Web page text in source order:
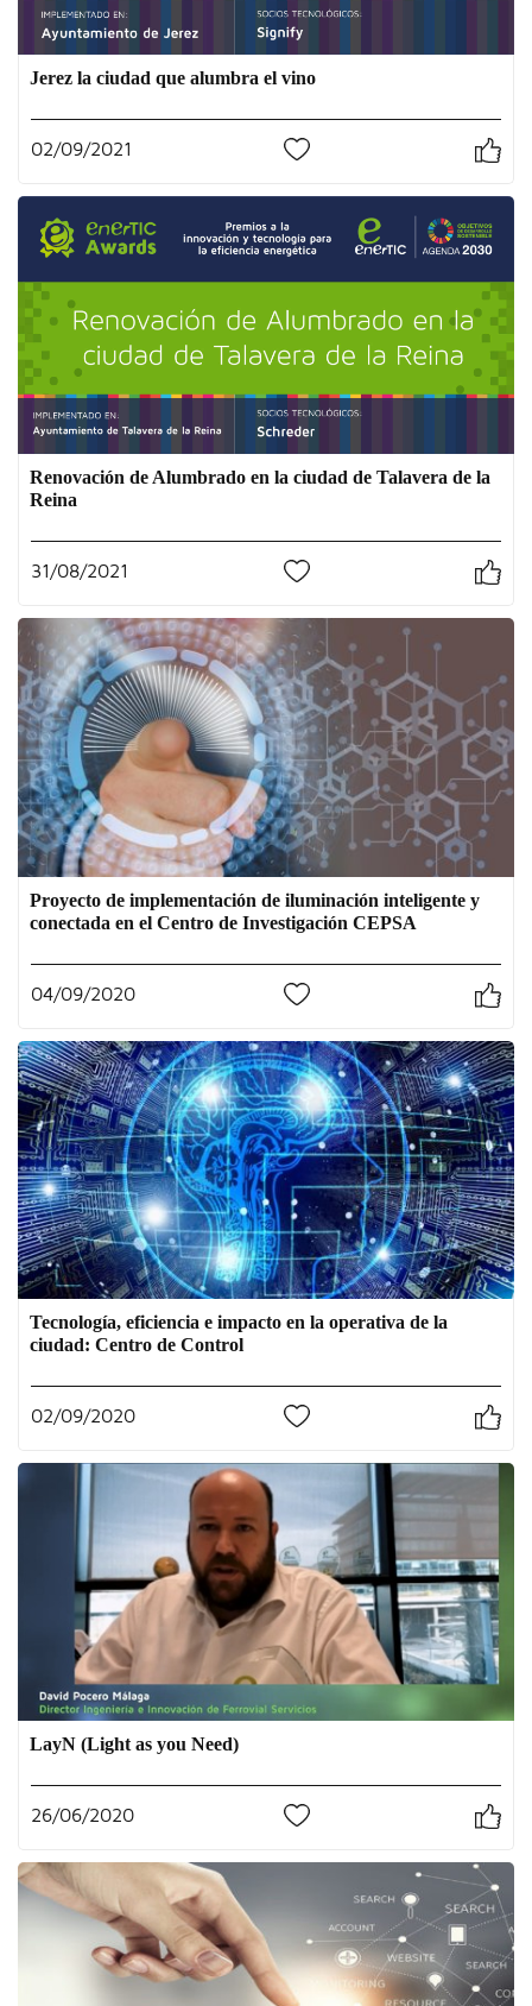
Jerez la ciudad que alumbra el vino
02/09/2021
Renovación de Alumbrado en la ciudad de Talavera de la
Reina
31/08/2021
Proyecto de implementación de iluminación inteligente y
conectada en el Centro de Investigación CEPSA
04/09/2020
Tecnología, eficiencia e impacto en la operativa de la
ciudad: Centro de Control
02/09/2020
LayN (Light as you Need)
26/06/2020